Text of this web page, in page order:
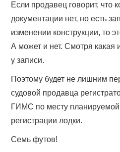
Если продавец говорит, что
документации нет, но есть
изменении конструкции, то
А может и нет. Смотря какая
у записи.
Поэтому будет не лишним
судовой продавца
ГИМС по месту планируемой
регистрации лодки.
Семь футов!